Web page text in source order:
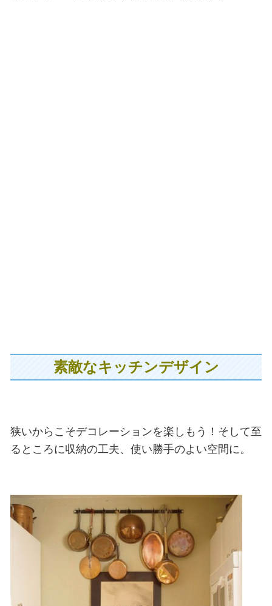
素敵なキッチンデザイン
狭いからこそデコレーションを楽しもう！そして至
るところに収納の工夫、使い勝手のよい空間に。